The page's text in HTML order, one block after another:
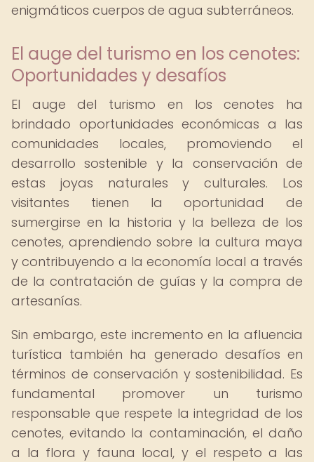
enigmáticos cuerpos de agua subterráneos.
El auge del turismo en los cenotes:
Oportunidades y desafíos
El auge del turismo en los cenotes ha
brindado oportunidades económicas a las
comunidades locales, promoviendo el
desarrollo sostenible y la conservación de
estas joyas naturales y culturales. Los
visitantes tienen la oportunidad de
sumergirse en la historia y la belleza de los
cenotes, aprendiendo sobre la cultura maya
y contribuyendo a la economía local a través
de la contratación de guías y la compra de
artesanías.
Sin embargo, este incremento en la afluencia
turística también ha generado desafíos en
términos de conservación y sostenibilidad. Es
fundamental promover un turismo
responsable que respete la integridad de los
cenotes, evitando la contaminación, el daño
a la flora y fauna local, y el respeto a las